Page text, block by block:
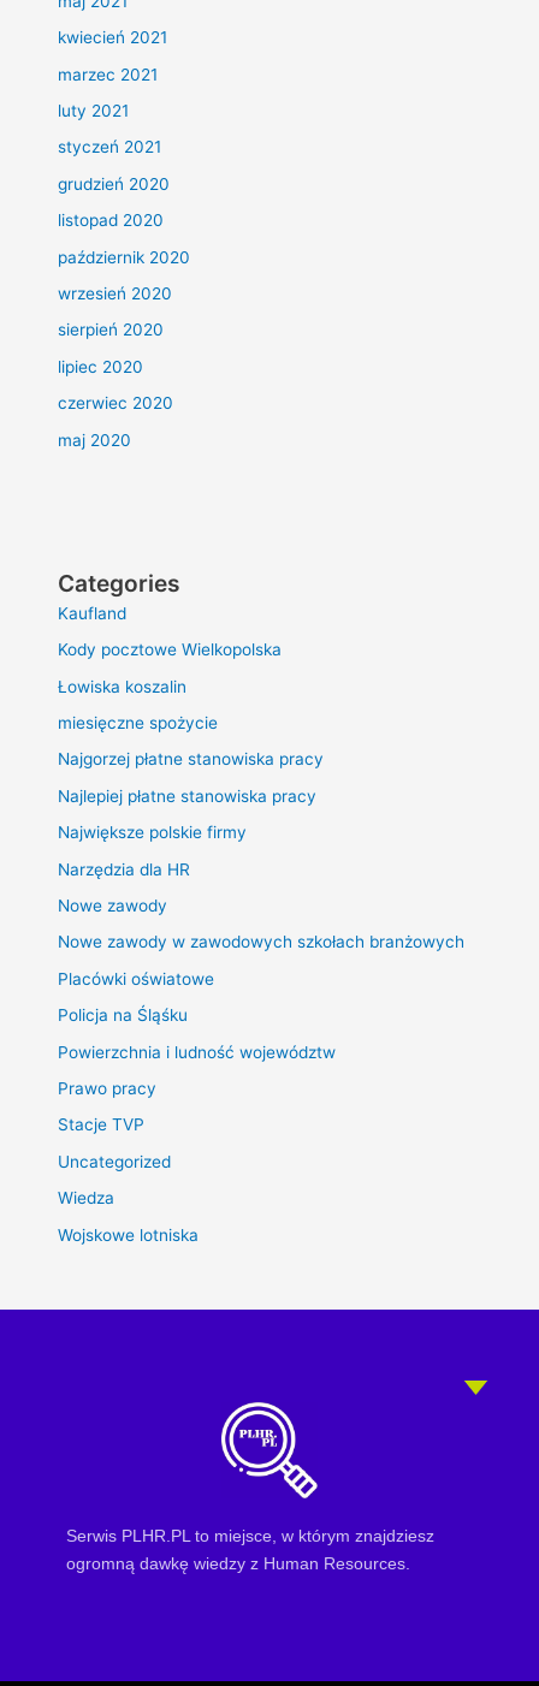
kwiecień 2021
marzec 2021
luty 2021
styczeń 2021
grudzień 2020
listopad 2020
październik 2020
wrzesień 2020
sierpień 2020
lipiec 2020
czerwiec 2020
maj 2020
Categories
Kaufland
Kody pocztowe Wielkopolska
Łowiska koszalin
miesięczne spożycie
Najgorzej płatne stanowiska pracy
Najlepiej płatne stanowiska pracy
Największe polskie firmy
Narzędzia dla HR
Nowe zawody
Nowe zawody w zawodowych szkołach branżowych
Placówki oświatowe
Policja na Śląśku
Powierzchnia i ludność województw
Prawo pracy
Stacje TVP
Uncategorized
Wiedza
Wojskowe lotniska
Serwis PLHR.PL to miejsce, w którym znajdziesz
ogromną dawkę wiedzy z Human Resources.